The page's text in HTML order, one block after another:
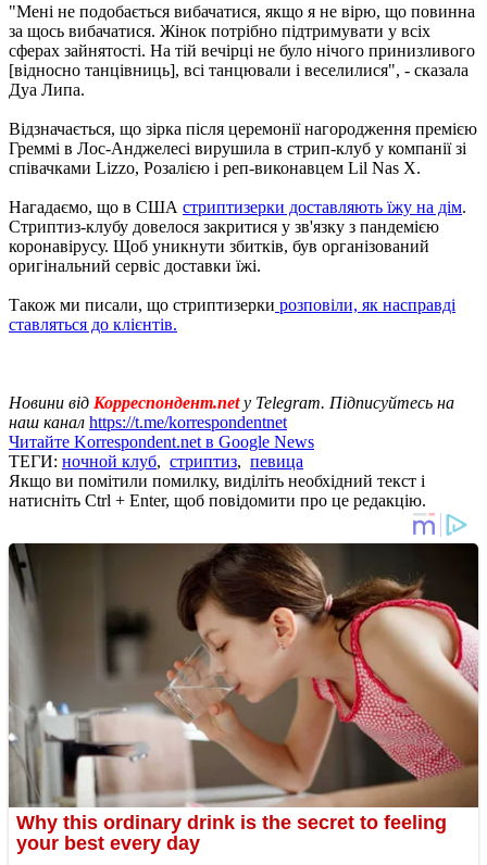
"Мені не подобається вибачатися, якщо я не вірю, що повинна
за щось вибачатися. Жінок потрібно підтримувати у всіх
сферах зайнятості. На тій вечірці не було нічого принизливого
[відносно танцівниць], всі танцювали і веселилися", - сказала
Дуа Липа.
Відзначається, що зірка після церемонії нагородження премією
Греммі в Лос-Анджелесі вирушила в стрип-клуб у компанії зі
співачками Lizzo, Розалією і реп-виконавцем Lil Nas X.
Нагадаємо, що в США стриптизерки доставляють їжу на дім.
Стриптиз-клубу довелося закритися у зв'язку з пандемією
коронавірусу. Щоб уникнути збитків, був організований
оригінальний сервіс доставки їжі.
Також ми писали, що стриптизерки розповіли, як насправді
ставляться до клієнтів.
Новини від Корреспондент.net у Telegram. Підписуйтесь на
наш канал https://t.me/korrespondentnet
Читайте Korrespondent.net в Google News
ТЕГИ: ночной клуб, стриптиз, певица
Якщо ви помітили помилку, виділіть необхідний текст і
натисніть Ctrl + Enter, щоб повідомити про це редакцію.